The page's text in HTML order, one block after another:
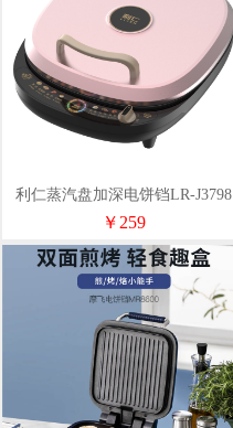
利仁蒸汽盘加深电饼铛LR-J3798
￥259